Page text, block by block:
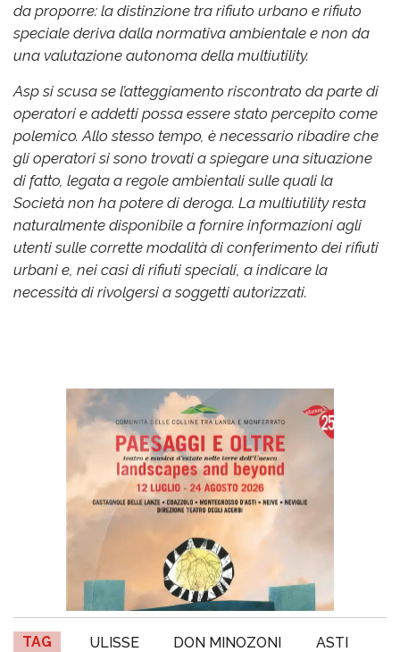
da proporre: la distinzione tra rifiuto urbano e rifiuto
speciale deriva dalla normativa ambientale e non da
una valutazione autonoma della multiutility.
Asp si scusa se l’atteggiamento riscontrato da parte di
operatori e addetti possa essere stato percepito come
polemico. Allo stesso tempo, è necessario ribadire che
gli operatori si sono trovati a spiegare una situazione
di fatto, legata a regole ambientali sulle quali la
Società non ha potere di deroga. La multiutility resta
naturalmente disponibile a fornire informazioni agli
utenti sulle corrette modalità di conferimento dei rifiuti
urbani e, nei casi di rifiuti speciali, a indicare la
necessità di rivolgersi a soggetti autorizzati.
TAG ULISSE DON MINOZONI
ASTI